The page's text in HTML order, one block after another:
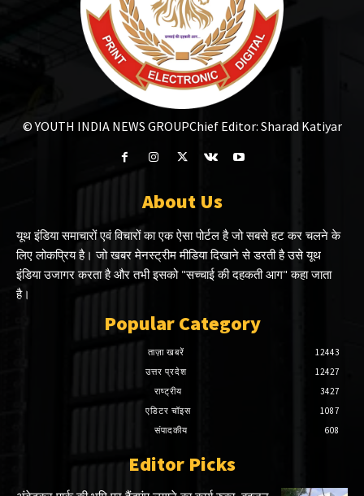
© YOUTH INDIA NEWS GROUPChief Editor: Sharad Katiyar
About Us
यूथ इंडिया समाचारों एवं विचारों का एक ऐसा पोर्टल है जो सबसे हट कर चलने के
लिए लोकप्रिय है। जो खबर मेनस्ट्रीम मीडिया दिखाने से डरती है उसे यूथ
इंडिया उजागर करता है और तभी इसको "सच्चाई की दहकती आग" कहा जाता
है।
Popular Category
ताज़ा खबरें
12443
उत्तर प्रदेश
12427
राष्ट्रीय
3427
एडिटर चॉइस
1087
संपादकीय
608
Editor Picks